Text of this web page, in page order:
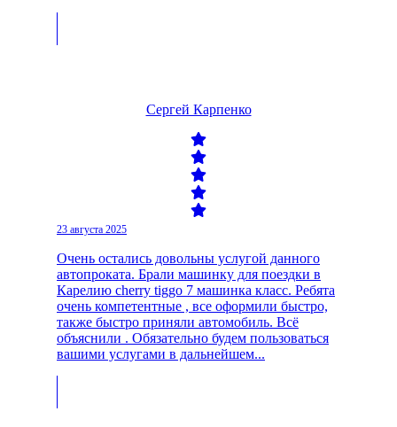
Сергей Карпенко
23 августа 2025
Очень остались довольны услугой данного
автопроката. Брали машинку для поездки в
Карелию cherry tiggo 7 машинка класс. Ребята
очень компетентные , все оформили быстро,
также быстро приняли автомобиль. Всё
объяснили . Обязательно будем пользоваться
вашими услугами в дальнейшем...